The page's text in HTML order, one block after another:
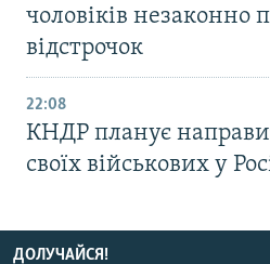
чоловіків незаконно
відстрочок
22:08
КНДР планує
своїх військових у
ДОЛУЧАЙСЯ!